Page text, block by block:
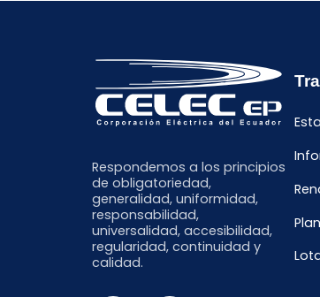
Respondemos a los principios
de obligatoriedad,
generalidad, uniformidad,
responsabilidad,
universalidad, accesibilidad,
regularidad, continuidad y
calidad.